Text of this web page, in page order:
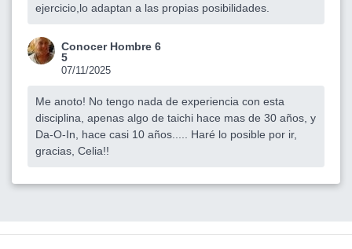
ejercicio,lo adaptan a las propias posibilidades.
Conocer Hombre 6
5
07/11/2025
Me anoto! No tengo nada de experiencia con esta
disciplina, apenas algo de taichi hace mas de 30 años, y
Da-O-In, hace casi 10 años..... Haré lo posible por ir,
gracias, Celia!!